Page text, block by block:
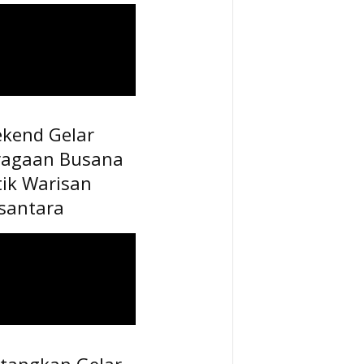
Gelar
Busana
Warisan